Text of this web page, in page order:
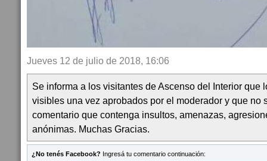
Jueves 12 de julio de 2018, 16:06
Se informa a los visitantes de Ascenso del Interior que
visibles una vez aprobados por el moderador y que no
comentario que contenga insultos, amenazas,
anónimas. Muchas Gracias.
¿No tenés Facebook? Ingresá tu comentario continuación: